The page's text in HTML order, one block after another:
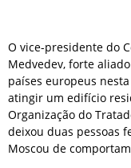
O vice-presidente do
Medvedev, forte
países europeus
atingir um edifício
Organização do
deixou duas pessoas
Moscou de